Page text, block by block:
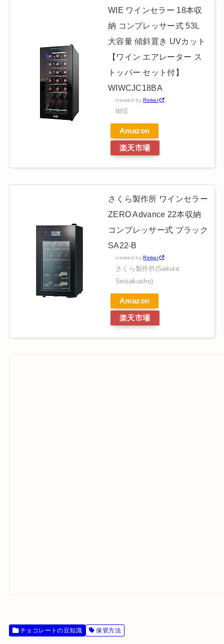
WIE ワインセラー 18本収
納 コンプレッサー式 53L
大容量 傾斜置き UVカット
【ワイン エアレーター ス
トッパー セット付】
WIWCJC18BA
created byRinker
WIE
Amazon
楽天市場
さくら製作所 ワインセラー
ZERO Advance 22本収納
コンプレッサー式 ブラック
SA22-B
created byRinker
さくら製作所(Sakura
Seisakusho)
Amazon
楽天市場
チョコレートの豆知識 保管方法